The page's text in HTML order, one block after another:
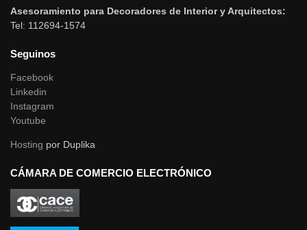
Asesoramiento para Decoradores de Interior y Arquitectos:
Tel: 112694-1574
Seguinos
Facebook
Linkedin
Instagram
Youtube
Hosting por Duplika
CÁMARA DE COMERCIO ELECTRÓNICO